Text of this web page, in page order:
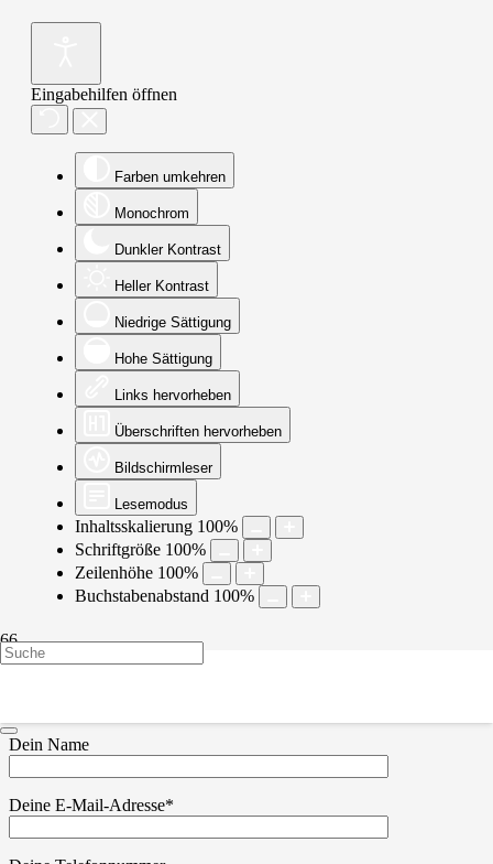
Eingabehilfen öffnen
Farben umkehren
Monochrom
Dunkler Kontrast
Heller Kontrast
Niedrige Sättigung
Hohe Sättigung
Links hervorheben
Überschriften hervorheben
Bildschirmleser
Lesemodus
Inhaltsskalierung 100%
Schriftgröße 100%
Zeilenhöhe 100%
Buchstabenabstand 100%
Dein Name
Deine E-Mail-Adresse*